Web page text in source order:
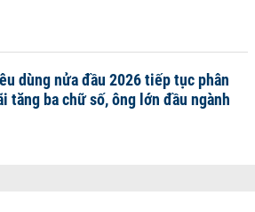
dùng nửa đầu 2026 tiếp tục phân
tăng ba chữ số, ông lớn đầu ngành